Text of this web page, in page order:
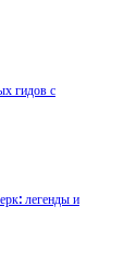
гидов с
легенды и